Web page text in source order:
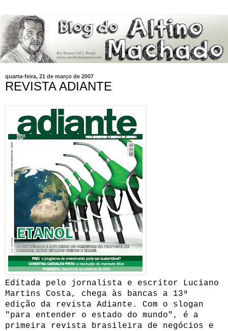
quarta-feira, 21 de março de 2007
REVISTA ADIANTE
Editada pelo jornalista e escritor Luciano
Martins Costa, chega às bancas a 13ª
edição da revista Adiante. Com o slogan
"para entender o estado do mundo", é a
primeira revista brasileira de negócios e